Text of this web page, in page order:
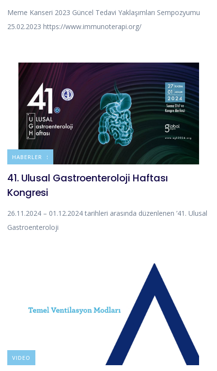
Meme Kanseri 2023 Güncel Tedavi Yaklaşımları Sempozyumu
25.02.2023 https://www.immunoterapi.org/
DUYURULAR
HABERLER
41. Ulusal Gastroenteroloji Haftası
Kongresi
26.11.2024 – 01.12.2024 tarihleri arasında düzenlenen ’41. Ulusal
Gastroenteroloji
VIDEO